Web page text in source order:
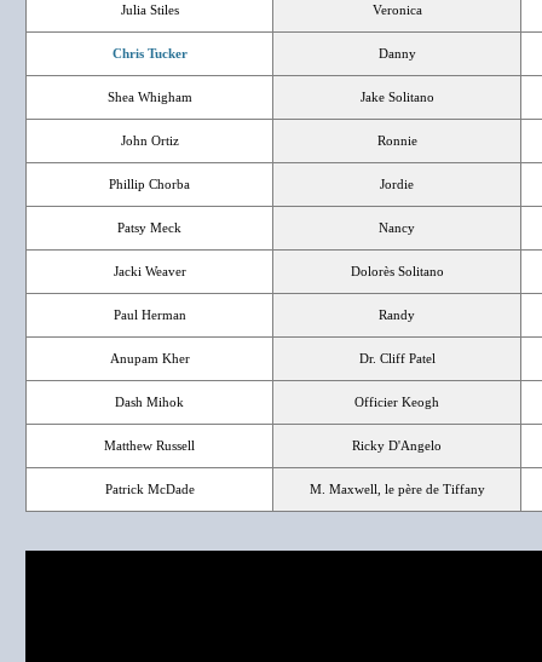
Julia Stiles Veronica
Chris Tucker Danny
Shea Whigham Jake Solitano
John Ortiz Ronnie
Phillip Chorba Jordie
Patsy Meck Nancy
Jacki Weaver Dolorès Solitano
Paul Herman Randy
Anupam Kher Dr. Cliff Patel
Dash Mihok Officier Keogh
Matthew Russell Ricky D'Angelo
Patrick McDade M. Maxwell, le père de Tiffany